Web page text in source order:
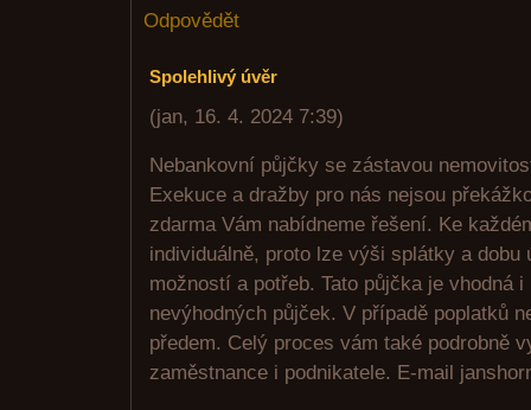
Odpovědět
Spolehlivý úvěr
(jan, 16. 4. 2024 7:39)
Nebankovní půjčky se zástavou
Exekuce a dražby pro nás nejsou
zdarma Vám nabídneme řešení. Ke
individuálně, proto lze výši splátky a dobu
možností a potřeb. Tato půjčka je vhodná
nevýhodných půjček. V případě poplatků
předem. Celý proces vám také podrobně
zaměstnance i podnikatele. E-mail